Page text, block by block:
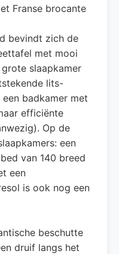
Franse brocante
bevindt zich de
met mooi
slaapkamer
lits-
badkamer met
efficiënte
Op de
een
van 140 breed
een
is ook nog een
beschutte
druif langs het